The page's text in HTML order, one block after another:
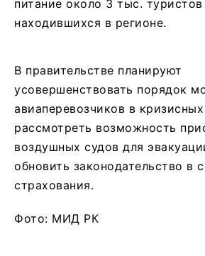
питание около 3 тыс. туристов
находившихся в регионе.
В правительстве планируют
усовершенствовать порядок
авиаперевозчиков в
рассмотреть возможность
воздушных судов для
обновить законодательство в
страхования.
Фото: МИД РК